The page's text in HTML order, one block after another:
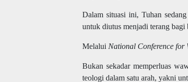
Dalam situasi ini, Tuhan
untuk diutus menjadi terang bagi
Melalui National Conference for
Bukan sekadar memperluas
teologi dalam satu arah, yakni